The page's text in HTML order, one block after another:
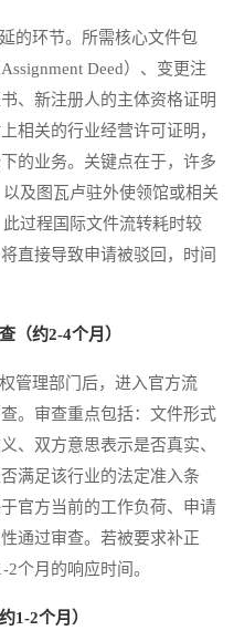
环节。所需核心文件包
Deed）、变更注
、新注册人的主体资格证明
相关的行业经营许可证明，
的业务。关键点在于，许多
及图瓦卢驻外使领馆或相关
过程国际文件流转耗时较
直接导致申请被驳回，时间
（约2-4个月）
理部门后，进入官方流
。审查重点包括：文件形式
、双方意思表示是否真实、
满足该行业的法定准入条
官方当前的工作负荷、申请
通过审查。若被要求补正
2个月的响应时间。
1-2个月）